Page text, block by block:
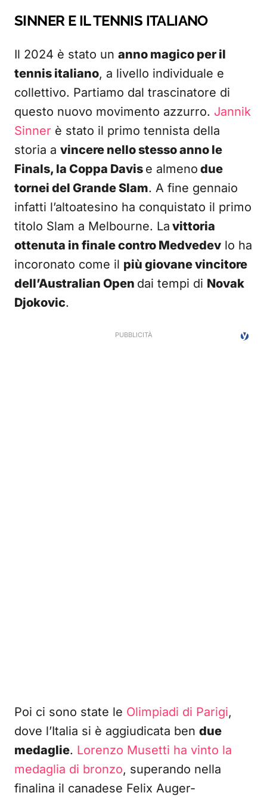
SINNER E IL TENNIS ITALIANO
Il 2024 è stato un anno magico per il
tennis italiano, a livello individuale e
collettivo. Partiamo dal trascinatore di
questo nuovo movimento azzurro. Jannik
Sinner è stato il primo tennista della
storia a vincere nello stesso anno le
Finals, la Coppa Davis e almeno due
tornei del Grande Slam. A fine gennaio
infatti l’altoatesino ha conquistato il primo
titolo Slam a Melbourne. La vittoria
ottenuta in finale contro Medvedev lo ha
incoronato come il più giovane vincitore
dell’Australian Open dai tempi di Novak
Djokovic.
Poi ci sono state le Olimpiadi di Parigi,
dove l’Italia si è aggiudicata ben due
medaglie. Lorenzo Musetti ha vinto la
medaglia di bronzo, superando nella
finalina il canadese Felix Auger-